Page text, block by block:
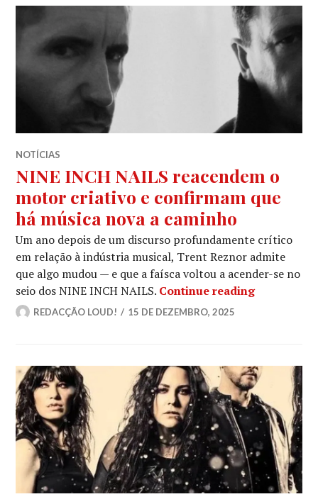
NOTÍCIAS
NINE INCH NAILS reacendem o
motor criativo e confirmam que
há música nova a caminho
Um ano depois de um discurso profundamente crítico
em relação à indústria musical, Trent Reznor admite
que algo mudou — e que a faísca voltou a acender-se no
seio dos NINE INCH NAILS. Continue readingNINE
REDACÇÃO LOUD! 15 DE DEZEMBRO, 2025